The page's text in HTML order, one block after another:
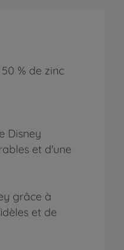
% de zinc
Disney
et d'une
grâce à
et de